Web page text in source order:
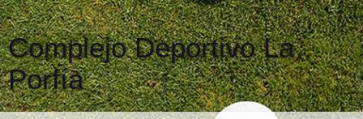
Complejo Deportivo La
Porfía